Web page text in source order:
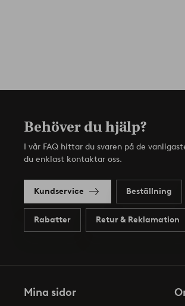
Behöver du hjälp?
I vår FAQ hittar du svaren på de
du enklast kontaktar oss.
Kundservice Beställning
Rabatter Retur & Reklamation
Mina sidor